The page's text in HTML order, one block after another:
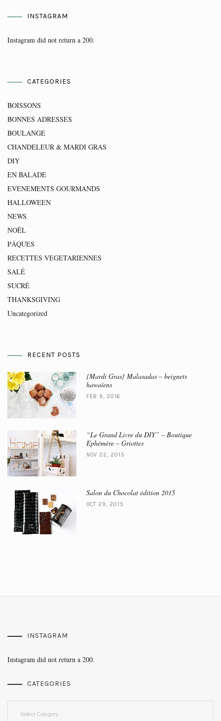
INSTAGRAM
Instagram did not return a 200.
CATEGORIES
BOISSONS
BONNES ADRESSES
BOULANGE
CHANDELEUR & MARDI GRAS
DIY
EN BALADE
EVENEMENTS GOURMANDS
HALLOWEEN
NEWS
NOËL
PÂQUES
RECETTES VEGETARIENNES
SALÉ
SUCRÉ
THANKSGIVING
Uncategorized
RECENT POSTS
{Mardi Gras} Malasadas – beignets
hawaïens
FEB 9, 2016
“Le Grand Livre du DIY” – Boutique
Ephémère – Griottes
NOV 22, 2015
Salon du Chocolat édition 2015
OCT 29, 2015
INSTAGRAM
Instagram did not return a 200.
CATEGORIES